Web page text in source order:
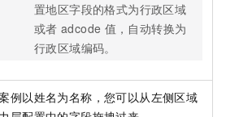
置地区字段的格式为行政区域
或者 adcode 值，自动转换为
行政区域编码。
例以姓名为名称，您可以从左侧区域